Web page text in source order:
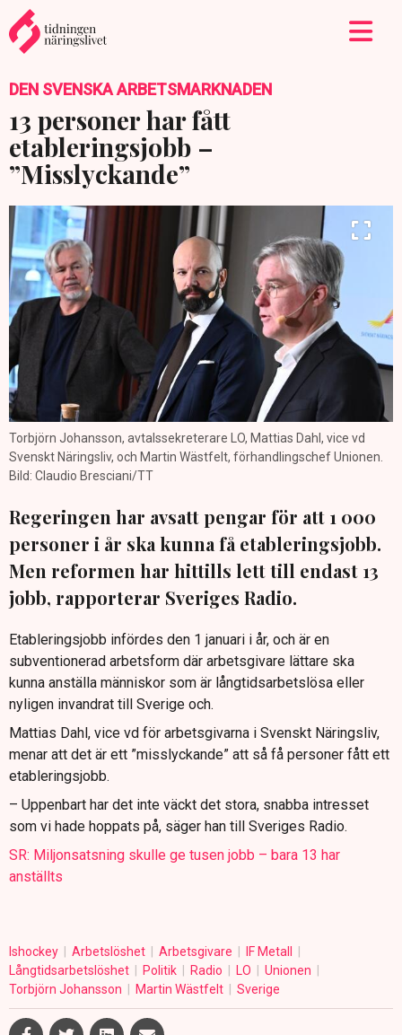
DEN SVENSKA ARBETSMARKNADEN
13 personer har fått
etableringsjobb –
”Misslyckande”
Torbjörn Johansson, avtalssekreterare LO, Mattias Dahl, vice vd
Svenskt Näringsliv, och Martin Wästfelt, förhandlingschef Unionen.
Bild: Claudio Bresciani/TT
Regeringen har avsatt pengar för att 1 000
personer i år ska kunna få etableringsjobb.
Men reformen har hittills lett till endast 13
jobb, rapporterar Sveriges Radio.
Etableringsjobb infördes den 1 januari i år, och är en
subventionerad arbetsform där arbetsgivare lättare ska
kunna anställa människor som är långtidsarbetslösa eller
nyligen invandrat till Sverige och.
Mattias Dahl, vice vd för arbetsgivarna i Svenskt Näringsliv,
menar att det är ett ”misslyckande” att så få personer fått ett
etableringsjobb.
– Uppenbart har det inte väckt det stora, snabba intresset
som vi hade hoppats på, säger han till Sveriges Radio.
SR: Miljonsatsning skulle ge tusen jobb – bara 13 har
anställts
Ishockey Arbetslöshet Arbetsgivare
IF Metall
Långtidsarbetslöshet
Politik Radio LO
Unionen
Torbjörn Johansson
Martin Wästfelt Sverige